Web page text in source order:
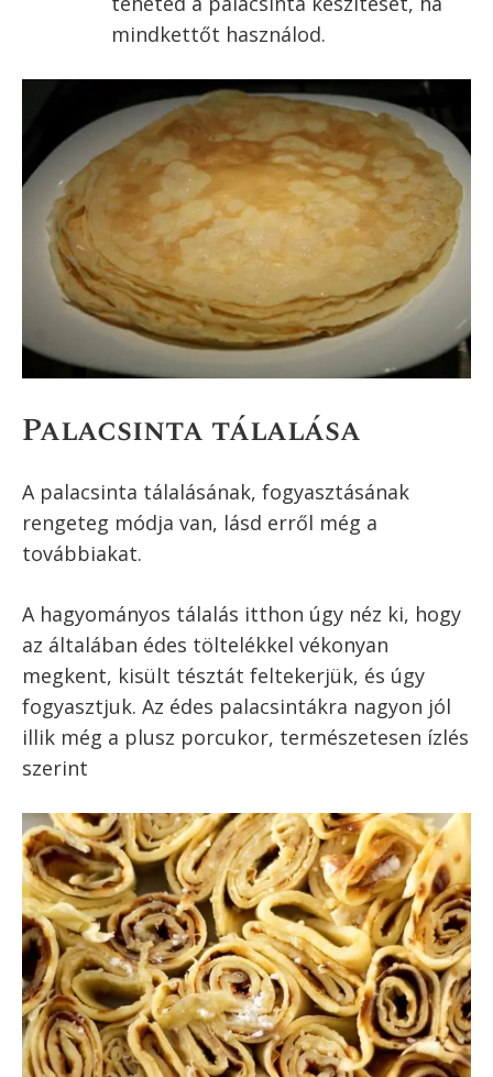
A másik oldala gyorsabban sül!
Ha megsült, csúsztasd egy tányérra.
palacsinták jól tartják a hőt, nem
Folytasd tovább a sütést, amíg az
összes tészta el nem fogy. Ha van két
palacsintasütőd, azzal gyorsabbá
mindkettőt használod.
Palacsinta tálalása
A palacsinta tálalásának, fogyasztásának